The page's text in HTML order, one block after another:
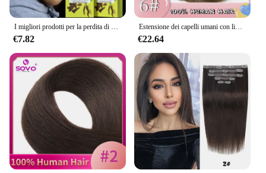
€7.82
Estensione dei capelli umani con linea di pesce con clip Clip per capelli Remy castano naturale dritto brasiliano nel parrucchino per le donne 14-28 pollici
€22.64